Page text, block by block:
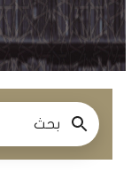
الدروس
والمحاضرات
الدروس
ومحاضرات